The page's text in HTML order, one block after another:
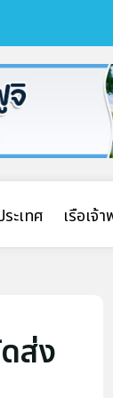
ะเทศ เรือเจ้
ส่ง